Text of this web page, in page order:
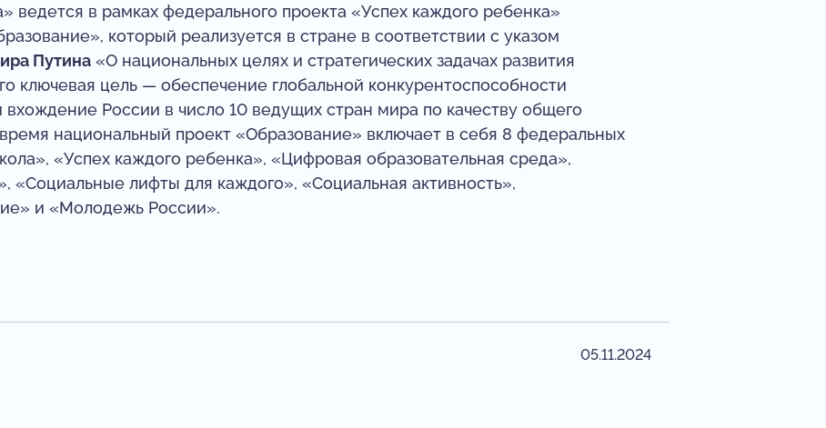
ведется в рамках федерального проекта «Успех каждого ребенка»
который реализуется в стране в соответствии с указом
Путина «О национальных целях и стратегических задачах развития
ключевая цель — обеспечение глобальной конкурентоспособности
вхождение России в число 10 ведущих стран мира по качеству общего
национальный проект «Образование» включает в себя 8 федеральных
«Успех каждого ребенка», «Цифровая образовательная среда»,
лифты для каждого», «Социальная активность»,
и «Молодежь России».
05.11.2024